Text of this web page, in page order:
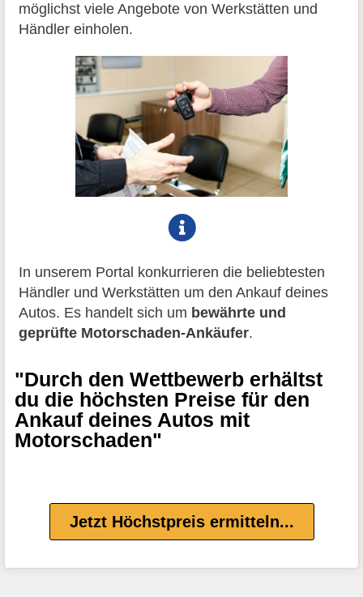
möglichst viele Angebote von Werkstätten und
Händler einholen.
In unserem Portal konkurrieren die beliebtesten
Händler und Werkstätten um den Ankauf deines
Autos. Es handelt sich um bewährte und
geprüfte Motorschaden-Ankäufer.
"Durch den Wettbewerb erhältst
du die höchsten Preise für den
Ankauf deines Autos mit
Motorschaden"
Jetzt Höchstpreis ermitteln...